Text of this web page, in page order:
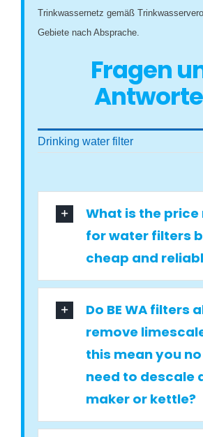
Trinkwassernetz gemäß
Gebiete nach Absprache.
Fragen
Drinking water filter
What is the price
for water filters
cheap and
Do BE WA filters
remove
this mean you
need to descale
maker or kettle?